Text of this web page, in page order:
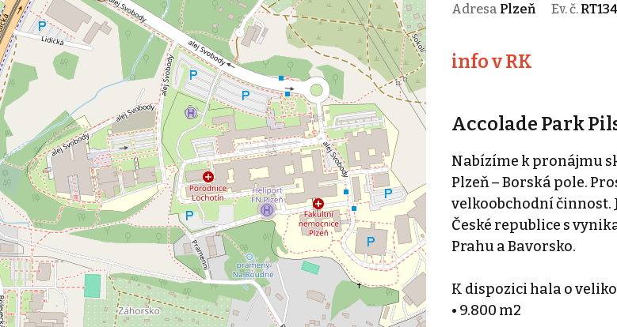
Adresa Plzeň Ev. č.
info v RK
Accolade Park
Nabízíme k pronájmu
Plzeň – Borská pole.
velkoobchodní činnost.
České republice s
Prahu a Bavorsko.
K dispozici hala o
• 9.800 m2